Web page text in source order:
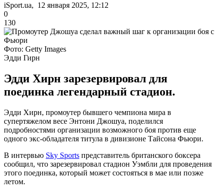
iSport.ua, 12 января 2025, 12:12
0
130
Фото: Getty Images
Эдди Гирн
Эдди Хирн зарезервировал для
поединка легендарный стадион.
Эдди Хирн, промоутер бывшего чемпиона мира в
супертяжелом весе Энтони Джошуа, поделился
подробностями организации возможного боя против еще
одного экс-обладателя титула в дивизионе Тайсона Фьюри.
В интервью Sky Sports представитель британского боксера
сообщил, что зарезервировал стадион Уэмбли для проведения
этого поединка, который может состояться в мае или позже
летом.